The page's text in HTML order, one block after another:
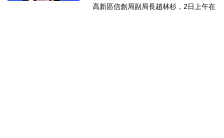
高新區信創局副局長趙林杉，2日上午在